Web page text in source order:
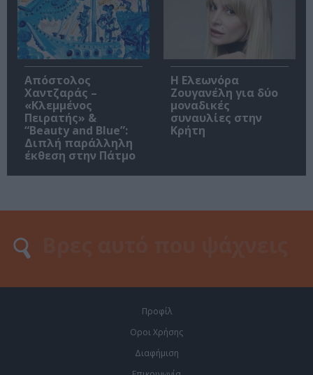
Απόστολος
Χαντζαράς –
«Κλεμμένος
Πειρατής» &
“Beauty and Blue”:
Διπλή παράλληλη
έκθεση στην Πάτμο
Η Ελεωνόρα
Ζουγανέλη για δύο
μοναδικές
συναυλίες στην
Κρήτη
Προφίλ
Οροι Χρήσης
Διαφήμιση